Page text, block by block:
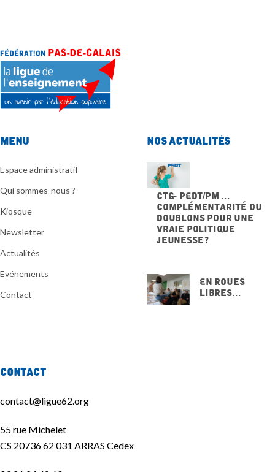
Menu
Espace administratif
Qui sommes-nous ?
Kiosque
Newsletter
Actualités
Evénements
Contact
Nos actualités
CTG- PEdT/PM …
Complémentarité ou
doublons pour une
vraie politique
jeunesse ?
En Roues
Libres…
Contact
contact@ligue62.org
55 rue Michelet
CS 20736 62 031 ARRAS Cedex